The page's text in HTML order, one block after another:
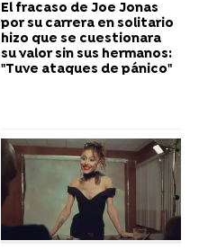
El fracaso de Joe Jonas
por su carrera en solitario
hizo que se cuestionara
su valor sin sus hermanos:
"Tuve ataques de pánico"